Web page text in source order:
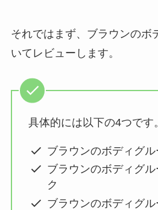
それではまず、ブラウンのボ
いてレビューします。
具体的には以下の4つです。
ブラウンのボディグ
ブラウンのボディグ
ク
ブラウンのボディグル